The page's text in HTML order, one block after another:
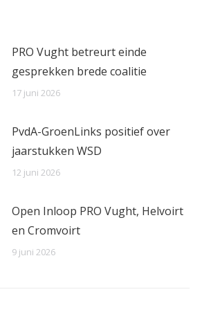
PRO Vught betreurt einde
gesprekken brede coalitie
17 juni 2026
PvdA-GroenLinks positief over
jaarstukken WSD
12 juni 2026
Open Inloop PRO Vught, Helvoirt
en Cromvoirt
9 juni 2026